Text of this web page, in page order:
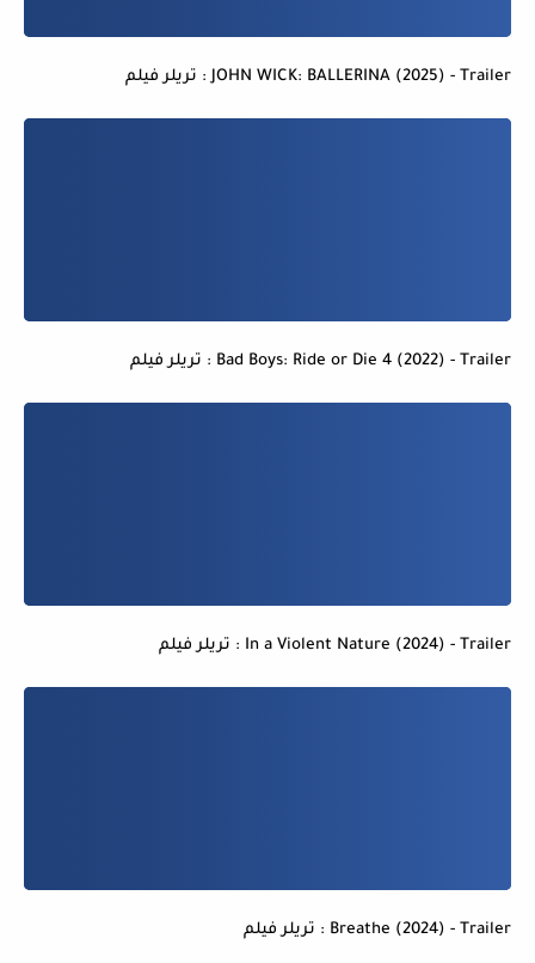
JOHN WICK: BALLERINA (2025) - Trailer : تريلر فيلم
Bad Boys: Ride or Die 4 (2022) - Trailer : تريلر فيلم
In a Violent Nature (2024) - Trailer : تريلر فيلم
Breathe (2024) - Trailer : تريلر فيلم